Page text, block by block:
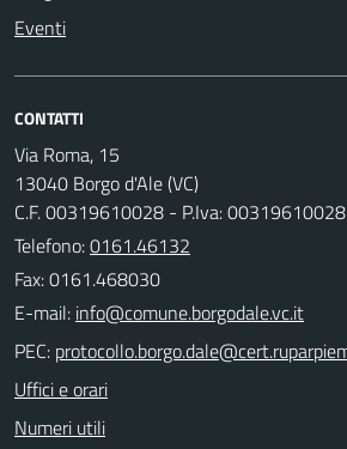
Eventi
CONTATTI
Via Roma, 15
13040 Borgo d'Ale (VC)
C.F. 00319610028 - P.Iva: 00319610028
Telefono:0161.46132
Fax: 0161.468030
E-mail:
PEC:
Uffici e orari
Numeri utili